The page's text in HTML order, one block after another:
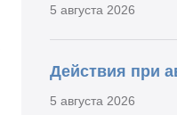
5 августа 2026
Действия при
5 августа 2026